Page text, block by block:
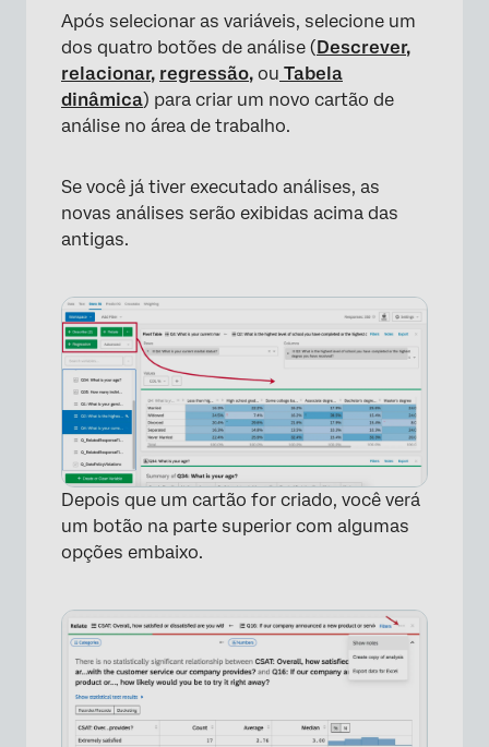
×
Após selecionar as variáveis, selecione um
dos quatro botões de análise ( Descrever,
relacionar, regressão, ou Tabela
dinâmica) para criar um novo cartão de
análise no área de trabalho.
Se você já tiver executado análises, as
novas análises serão exibidas acima das
antigas.
Depois que um cartão for criado, você verá
um botão na parte superior com algumas
opções embaixo.